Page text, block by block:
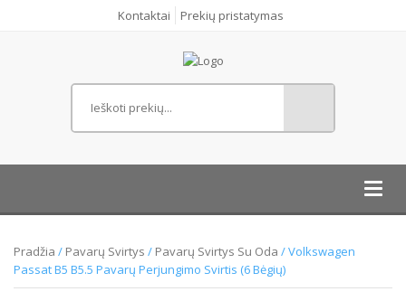
Kontaktai Prekių pristatymas
Pradžia / Pavarų Svirtys / Pavarų Svirtys Su Oda / Volkswagen
Passat B5 B5.5 Pavarų Perjungimo Svirtis (6 Bėgių)